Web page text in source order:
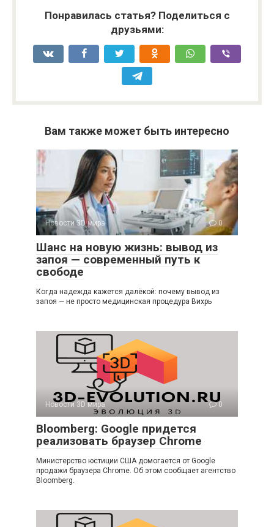
Понравилась статья? Поделиться с
друзьями:
Вам также может быть интересно
Новости 3D мира 0
Шанс на новую жизнь: вывод из
запоя — современный путь к
свободе
Когда надежда кажется далёкой: почему вывод из
запоя — не просто медицинская процедура Вихрь
Новости 3D мира 0
Bloomberg: Google придется
реализовать браузер Chrome
Министерство юстиции США домогается от Google
продажи браузера Chrome. Об этом сообщает агентство
Bloomberg.